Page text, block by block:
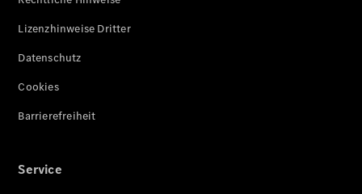
Lizenzhinweise Dritter
Datenschutz
Cookies
Barrierefreiheit
Service